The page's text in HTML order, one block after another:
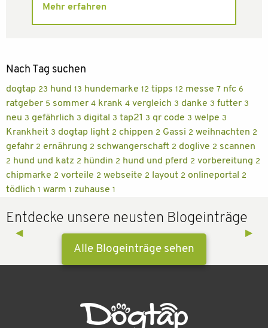
Mehr erfahren
Nach Tag suchen
dogtap 23 hund 13 hundemarke 12 tipps 12 messe 7 nfc 6
ratgeber 5 sommer 4 krank 4 vergleich 3 danke 3 futter 3
neu 3 gefährlich 3 digital 3 tap21 3 qr code 3 welpe 3
Krankheit 3 dogtap light 2 chippen 2 Gassi 2 weihnachten 2
gefahr 2 ernährung 2 schwangerschaft 2 doglive 2 scannen
2 hund und katz 2 hündin 2 hund und pferd 2 vorbereitung 2
chipmarke 2 vorteile 2 webseite 2 layout 2 onlineportal 2
tödlich 1 warm 1 zuhause 1
Entdecke unsere neusten Blogeinträge
Previous Slide
◀︎ Next
▶︎
Alle Blogeinträge sehen